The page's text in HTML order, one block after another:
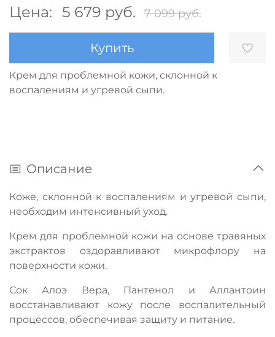
Цена: 5 679 руб. 7 099 руб.
Купить
Крем для проблемной кожи, склонной к
воспалениям и угревой сыпи.
Описание
Коже, склонной к воспалениям и угревой сыпи,
необходим интенсивный уход.
Крем для проблемной кожи на основе травяных
экстрактов оздоравливают микрофлору на
поверхности кожи.
Сок Алоэ Вера, Пантенол и Аллантоин
восстанавливают кожу после воспалительный
процессов, обеспечивая защиту и питание.